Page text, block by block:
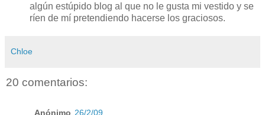
algún estúpido blog al que no le gusta mi vestido y se
ríen de mí pretendiendo hacerse los graciosos.
Chloe
20 comentarios:
Anónimo 26/2/09